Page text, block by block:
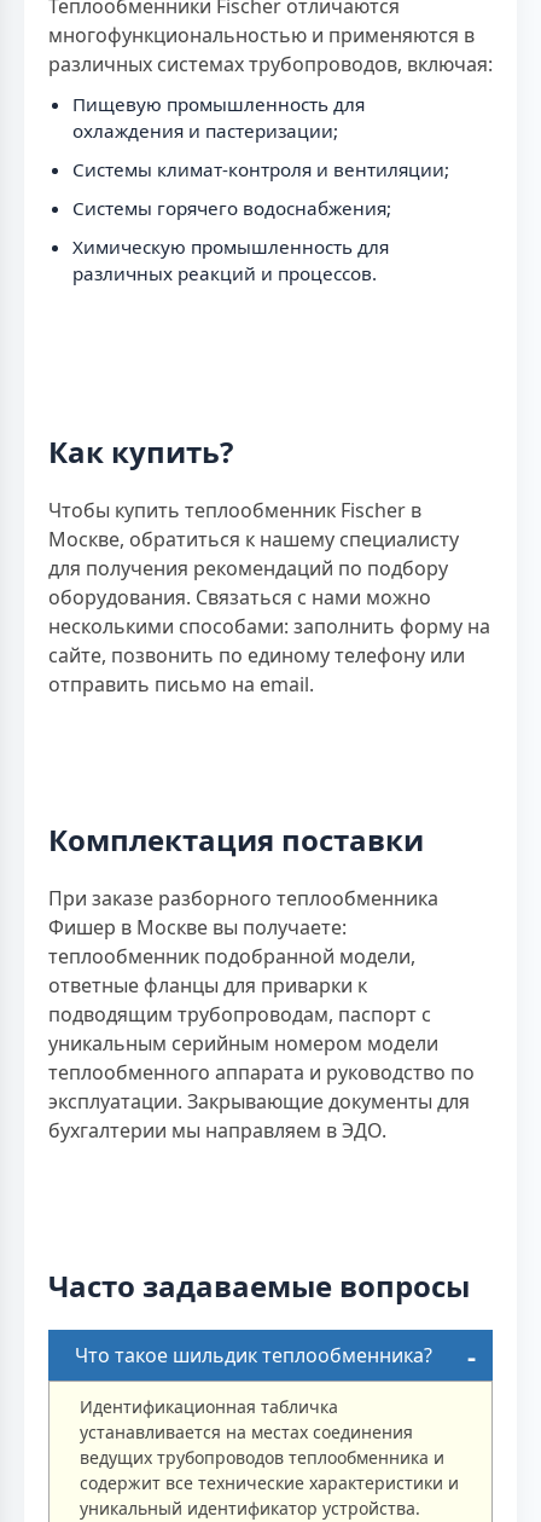
Теплообменники Fischer отличаются
многофункциональностью и применяются в
различных системах трубопроводов, включая:
Пищевую промышленность для
охлаждения и пастеризации;
Системы климат-контроля и вентиляции;
Системы горячего водоснабжения;
Химическую промышленность для
различных реакций и процессов.
Как купить?
Чтобы купить теплообменник Fischer в
Москве, обратиться к нашему специалисту
для получения рекомендаций по подбору
оборудования. Связаться с нами можно
несколькими способами: заполнить форму на
сайте, позвонить по единому телефону или
отправить письмо на email.
Комплектация поставки
При заказе разборного теплообменника
Фишер в Москве вы получаете:
теплообменник подобранной модели,
ответные фланцы для приварки к
подводящим трубопроводам, паспорт с
уникальным серийным номером модели
теплообменного аппарата и руководство по
эксплуатации. Закрывающие документы для
бухгалтерии мы направляем в ЭДО.
Часто задаваемые вопросы
Что такое шильдик теплообменника?
Идентификационная табличка
устанавливается на местах соединения
ведущих трубопроводов теплообменника и
содержит все технические характеристики и
уникальный идентификатор устройства.